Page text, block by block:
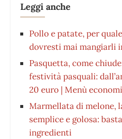
Leggi anche
Pollo e patate, per
dovresti mai mangiarli
Pasquetta, come
festività pasquali:
20 euro | Menù
Marmellata di melone,
semplice e golosa:
ingredienti